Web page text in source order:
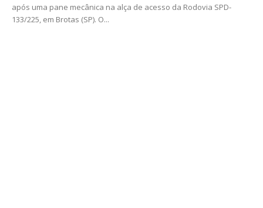
após uma pane mecânica na alça de acesso da Rodovia SPD-
133/225, em Brotas (SP). O...